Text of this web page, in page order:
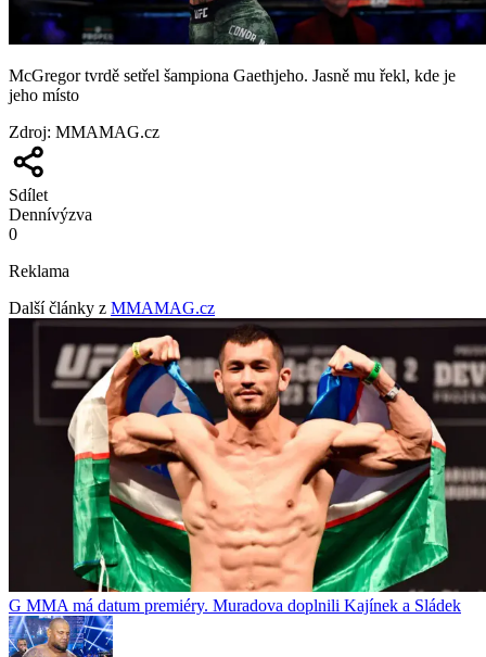
McGregor tvrdě setřel šampiona Gaethjeho. Jasně mu řekl, kde je
jeho místo
Zdroj: MMAMAG.cz
Sdílet
Dennívýzva
0
Reklama
Další články z MMAMAG.cz
G MMA má datum premiéry. Muradova doplnili Kajínek a Sládek